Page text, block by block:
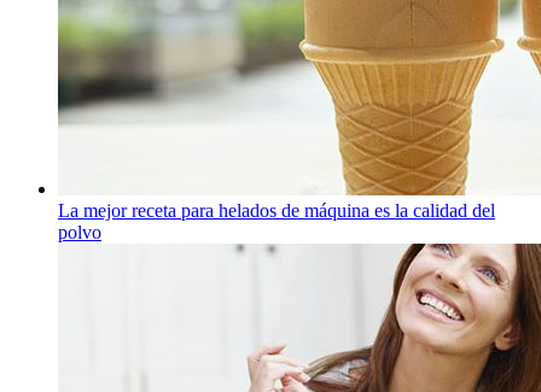
La mejor receta para helados de máquina es la calidad del
polvo